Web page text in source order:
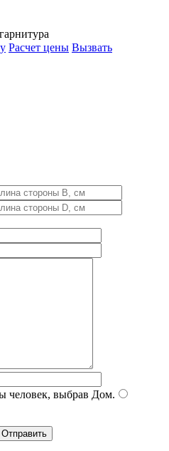
Расчет цены Вызвать
человек, выбрав Дом.